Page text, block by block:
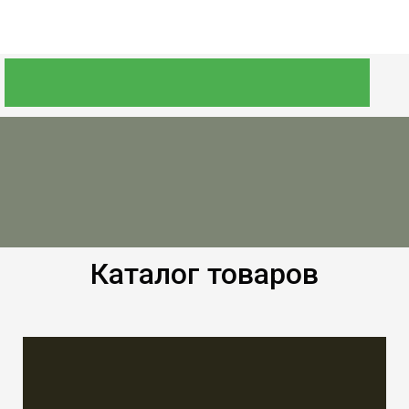
Каталог товаров